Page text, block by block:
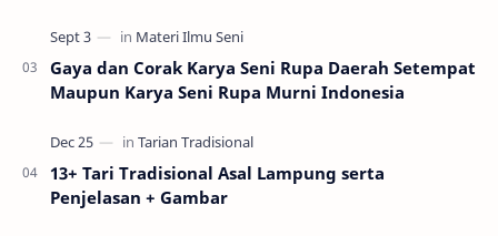
Gaya dan Corak Karya Seni Rupa Daerah Setempat
Maupun Karya Seni Rupa Murni Indonesia
13+ Tari Tradisional Asal Lampung serta
Penjelasan + Gambar